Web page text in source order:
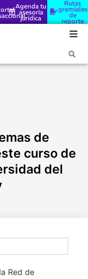
Agenda tu
asesoría
jurídica
Rutas
gremiales
de
reporte
de
curso de
del
Red de